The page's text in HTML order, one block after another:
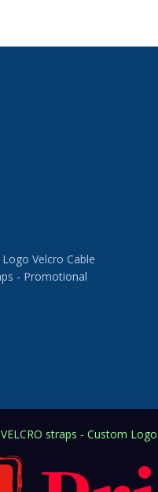
Velcro Cable
- Promotional
straps - Custom